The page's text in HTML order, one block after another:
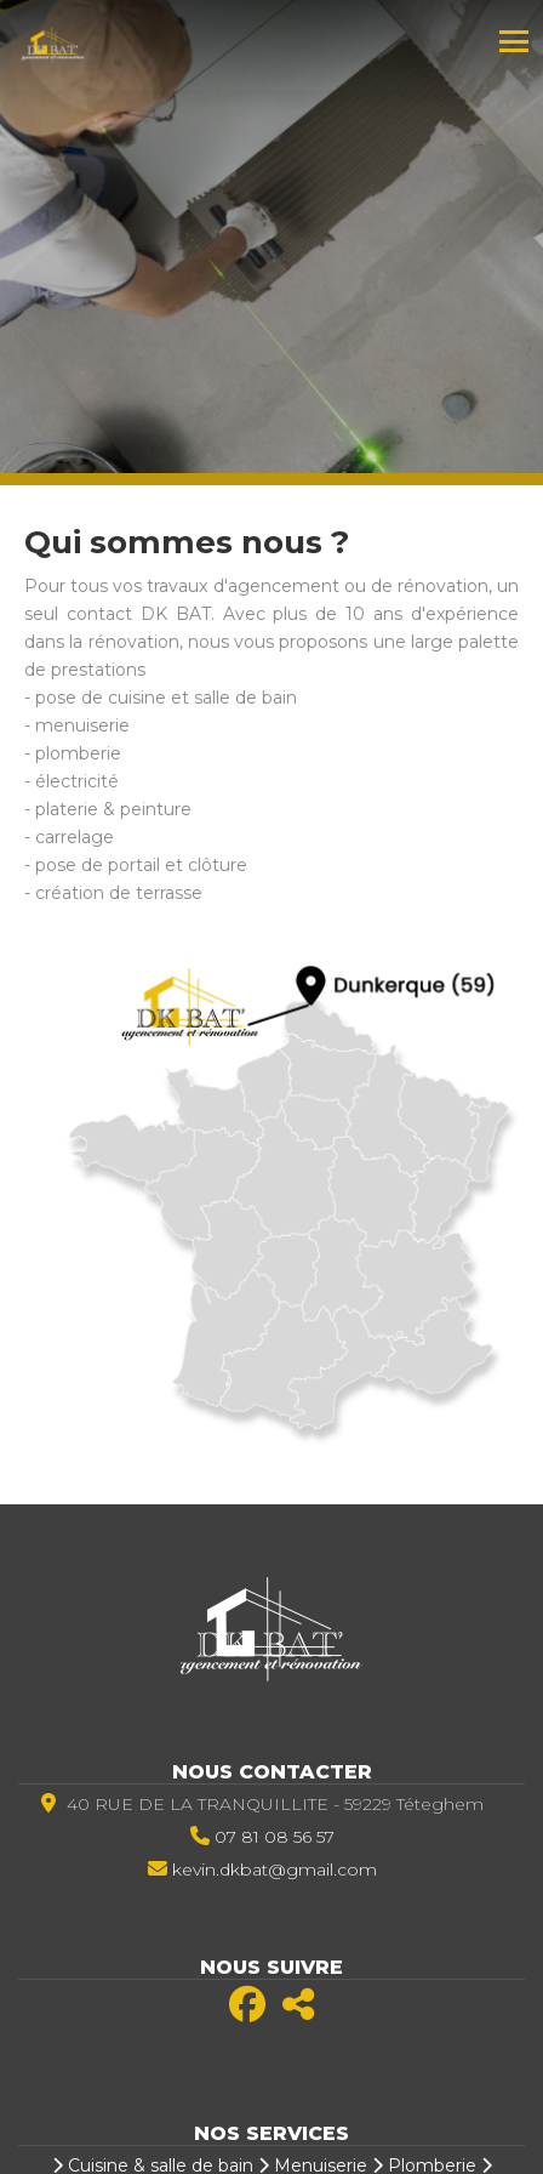
Qui sommes nous ?
Pour tous vos travaux d'agencement ou de rénovation, un
seul contact DK BAT. Avec plus de 10 ans d'expérience
dans la rénovation, nous vous proposons une large palette
de prestations
- pose de cuisine et salle de bain
- menuiserie
- plomberie
- électricité
- platerie & peinture
- carrelage
- pose de portail et clôture
- création de terrasse
NOUS CONTACTER
40 RUE DE LA TRANQUILLITE - 59229 Téteghem
07 81 08 56 57
kevin.dkbat@gmail.com
NOUS SUIVRE
NOS SERVICES
Cuisine & salle de bain Menuiserie Plomberie